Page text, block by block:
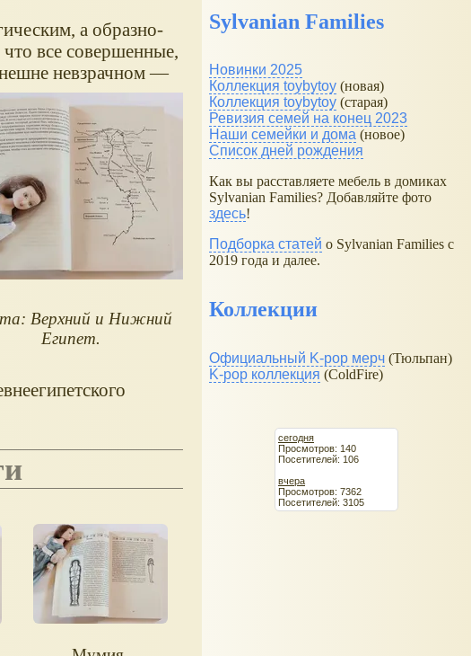
а образно-
все совершенные,
невзрачном —
Верхний и Нижний
Египет.
Sylvanian Families
Новинки 2025
Коллекция toybytoy (новая)
Коллекция toybytoy (старая)
Ревизия семей на конец 2023
Наши семейки и дома (новое)
Список дней рождения
Как вы расставляете мебель в домиках
Sylvanian Families? Добавляйте фото
здесь!
Подборка статей о Sylvanian Families с
2019 года и далее.
Коллекции
Официальный K-pop мерч (Тюльпан)
K-pop коллекция (ColdFire)
сегодня
Просмотров: 140
Посетителей: 106
вчера
Просмотров: 7362
Посетителей: 3105